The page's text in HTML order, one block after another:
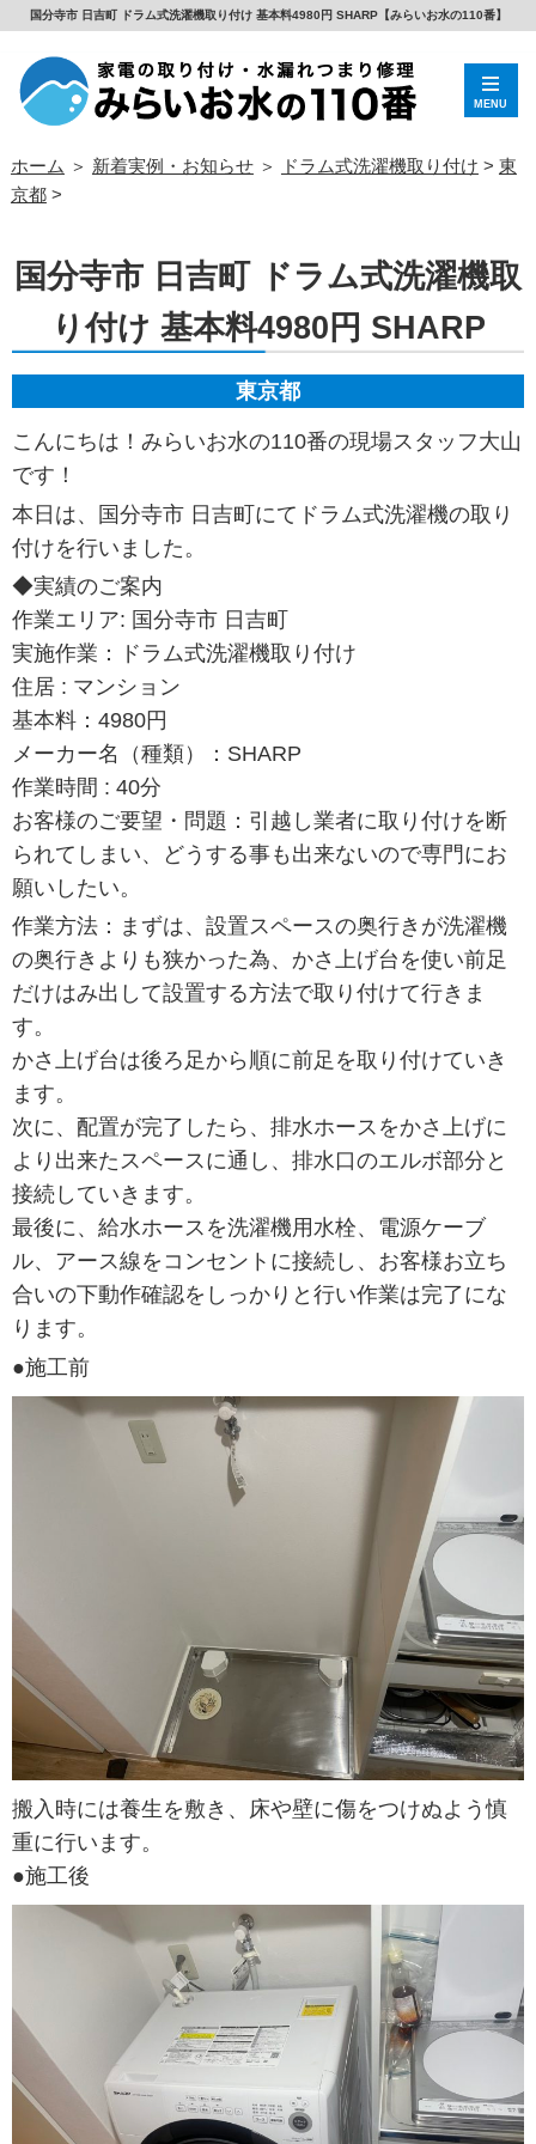
国分寺市 日吉町 ドラム式洗濯機取り付け 基本料4980円 SHARP【みらいお水の110番】
MENU
ホーム ＞ 新着実例・お知らせ＞ ドラム式洗濯機取り付け > 東
京都>
国分寺市 日吉町 ドラム式洗濯機取
り付け 基本料4980円 SHARP
東京都
こんにちは！みらいお水の110番の現場スタッフ大山
です！
本日は、国分寺市 日吉町にてドラム式洗濯機の取り
付けを行いました。
◆実績のご案内
作業エリア: 国分寺市 日吉町
実施作業：ドラム式洗濯機取り付け
住居 : マンション
基本料：4980円
メーカー名（種類）：SHARP
作業時間 : 40分
お客様のご要望・問題：引越し業者に取り付けを断
られてしまい、どうする事も出来ないので専門にお
願いしたい。
作業方法：まずは、設置スペースの奥行きが洗濯機
の奥行きよりも狭かった為、かさ上げ台を使い前足
だけはみ出して設置する方法で取り付けて行きま
す。
かさ上げ台は後ろ足から順に前足を取り付けていき
ます。
次に、配置が完了したら、排水ホースをかさ上げに
より出来たスペースに通し、排水口のエルボ部分と
接続していきます。
最後に、給水ホースを洗濯機用水栓、電源ケーブ
ル、アース線をコンセントに接続し、お客様お立ち
合いの下動作確認をしっかりと行い作業は完了にな
ります。
●施工前
搬入時には養生を敷き、床や壁に傷をつけぬよう慎
重に行います。
●施工後